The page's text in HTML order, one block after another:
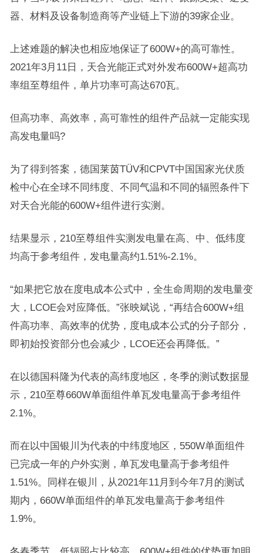
器、材料及设备制造商等产业链上下游的39家企业。
上述难题的解决也相应地保证了600W+的高可靠性。
2021年3月11日，天合光能正式对外发布600W+超高功
率组至尊组件，单片功率可高达670瓦。
但高功率、高效率，高可靠性的组件产品就一定能实现
高发电量吗?
为了得到答案，德国莱茵TÜV和CPVT中国国家光伏质
检中心在全球不同纬度、不同气温和不同的辐照条件下
对天合光能的600W+组件进行实测。
结果显示，210至尊组件实测发电量在高、中、低纬度
均高于参考组件，发电量高约1.51%-2.1%。
“如果把它放在度电成本公式中，全生命周期的发电量变
大，LCOE会对应降低。”张映斌说，“再结合600W+组
件高功率、高效率的优势，度电成本公式的分子部分，
即初始投资部分也会减少，LCOE还会再降低。”
在以德国科隆为代表的高纬度地区，冬季的测试数据显
示，210至尊660W单面组件单瓦发电量高于参考组件
2.1%。
而在以中国银川为代表的中纬度地区，550W单面组件
已完成一年的户外实测，单瓦发电量高于参考组件
1.51%。同样在银川，从2021年11月到今年7月的测试
期内，660W单面组件的单瓦发电量高于参考组件
1.9%。